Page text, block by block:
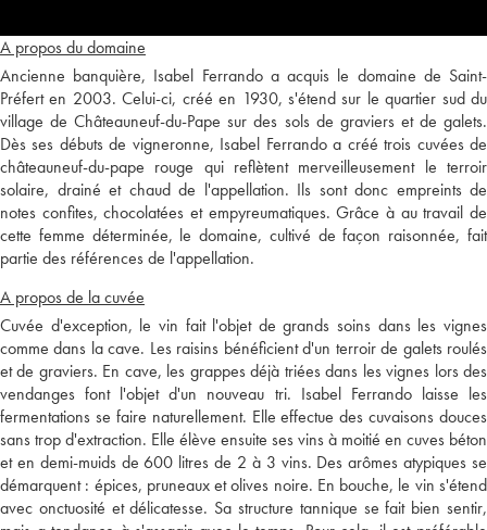
A propos du domaine
Ancienne banquière, Isabel Ferrando a acquis le domaine de Saint-
Préfert en 2003. Celui-ci, créé en 1930, s'étend sur le quartier sud du
village de Châteauneuf-du-Pape sur des sols de graviers et de galets.
Dès ses débuts de vigneronne, Isabel Ferrando a créé trois cuvées de
châteauneuf-du-pape rouge qui reflètent merveilleusement le terroir
solaire, drainé et chaud de l'appellation. Ils sont donc empreints de
notes confites, chocolatées et empyreumatiques. Grâce à au travail de
cette femme déterminée, le domaine, cultivé de façon raisonnée, fait
partie des références de l'appellation.
A propos de la cuvée
Cuvée d'exception, le vin fait l'objet de grands soins dans les vignes
comme dans la cave. Les raisins bénéficient d'un terroir de galets roulés
et de graviers. En cave, les grappes déjà triées dans les vignes lors des
vendanges font l'objet d'un nouveau tri. Isabel Ferrando laisse les
fermentations se faire naturellement. Elle effectue des cuvaisons douces
sans trop d'extraction. Elle élève ensuite ses vins à moitié en cuves béton
et en demi-muids de 600 litres de 2 à 3 vins. Des arômes atypiques se
démarquent : épices, pruneaux et olives noire. En bouche, le vin s'étend
avec onctuosité et délicatesse. Sa structure tannique se fait bien sentir,